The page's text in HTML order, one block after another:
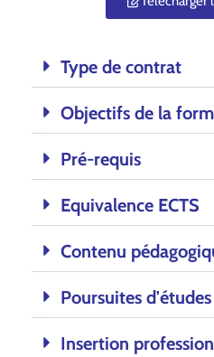
Type de contrat
Objectifs de la
Pré-requis
Equivalence ECTS
Contenu
Poursuites
Insertion